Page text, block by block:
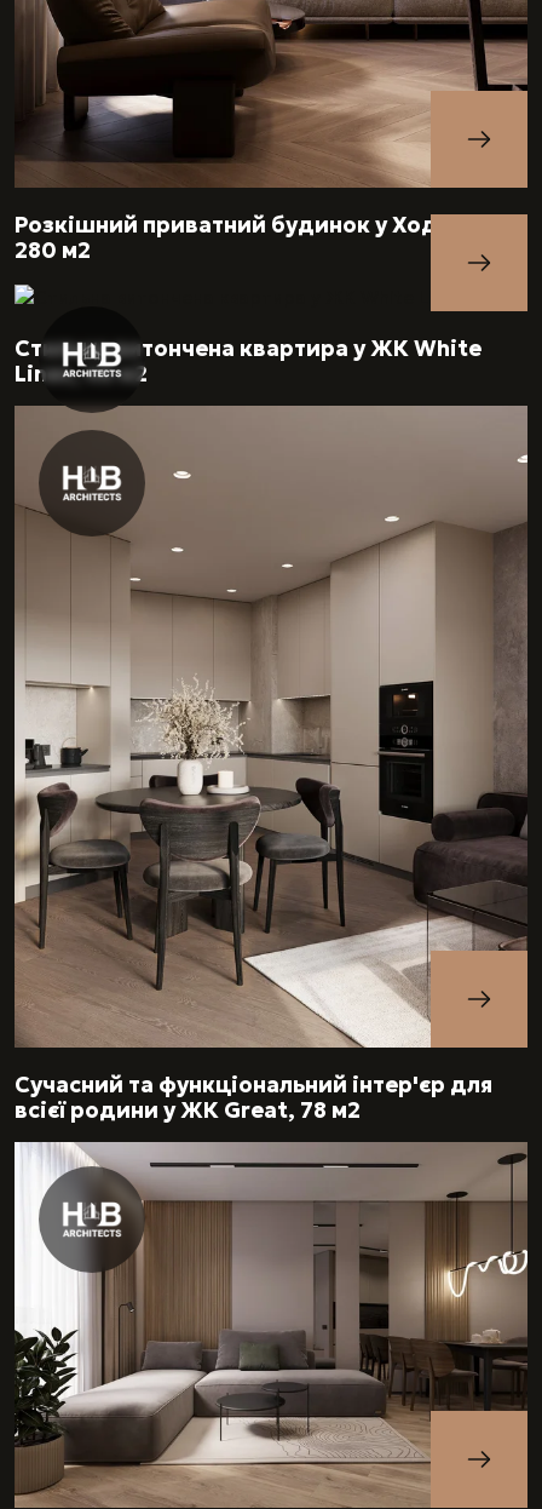
Розкішний приватний будинок у Ходосівці,
280 м2
Стильна витончена квартира у ЖК White
Lines, 46 м2
Сучасний та функціональний інтер'єр для
всієї родини у ЖК Great, 78 м2